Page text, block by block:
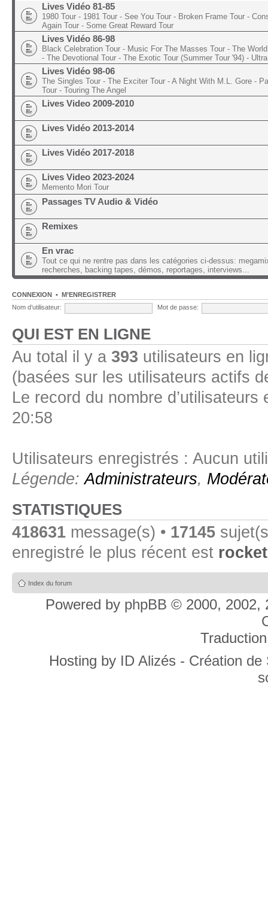
Lives Vidéo 81-85
1980 Tour - 1981 Tour - See You Tour - Broken Frame Tour -
Again Tour - Some Great Reward Tour
Lives Vidéo 86-98
Black Celebration Tour - Music For The Masses Tour - The
- The Devotional Tour - The Exotic Tour (Summer Tour '94) -
Lives Vidéo 98-06
The Singles Tour - The Exciter Tour - A Night With M.L. Gore -
Tour - Touring The Angel
Lives Video 2009-2010
Lives Vidéo 2013-2014
Lives Vidéo 2017-2018
Lives Video 2023-2024
Memento Mori Tour
Passages TV Audio & Vidéo
Remixes
En vrac
Tout ce qui ne rentre pas dans les catégories ci-dessus:
recherches, backing tapes, démos, reportages, interviews...
CONNEXION • M’ENREGISTRER
Nom d’utilisateur:
Mot de passe:
QUI EST EN LIGNE
Au total il y a 393 utilisateurs en
(basées sur les utilisateurs actifs
Le record du nombre
20:58
Utilisateurs enregistrés : Aucun
Légende:Administrateurs,
STATISTIQUES
418631 message(s) • 17145
enregistré le plus récent est
Index du forum
Powered by phpBB © 2000, 2002,
Hosting by ID Alizés - Création